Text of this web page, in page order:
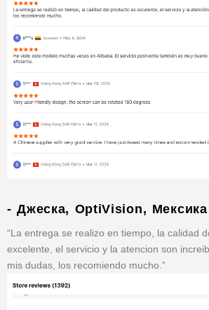
- Джеска, OptiVision, Мексика
“La entrega se realizo en tiempo, la calidad
excelente, el servicio y la atencion son
mis dudas, los recomiendo mucho.”